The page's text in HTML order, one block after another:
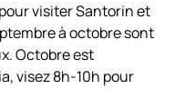
visiter Santorin et
à octobre sont
Octobre est
visez 8h-10h pour